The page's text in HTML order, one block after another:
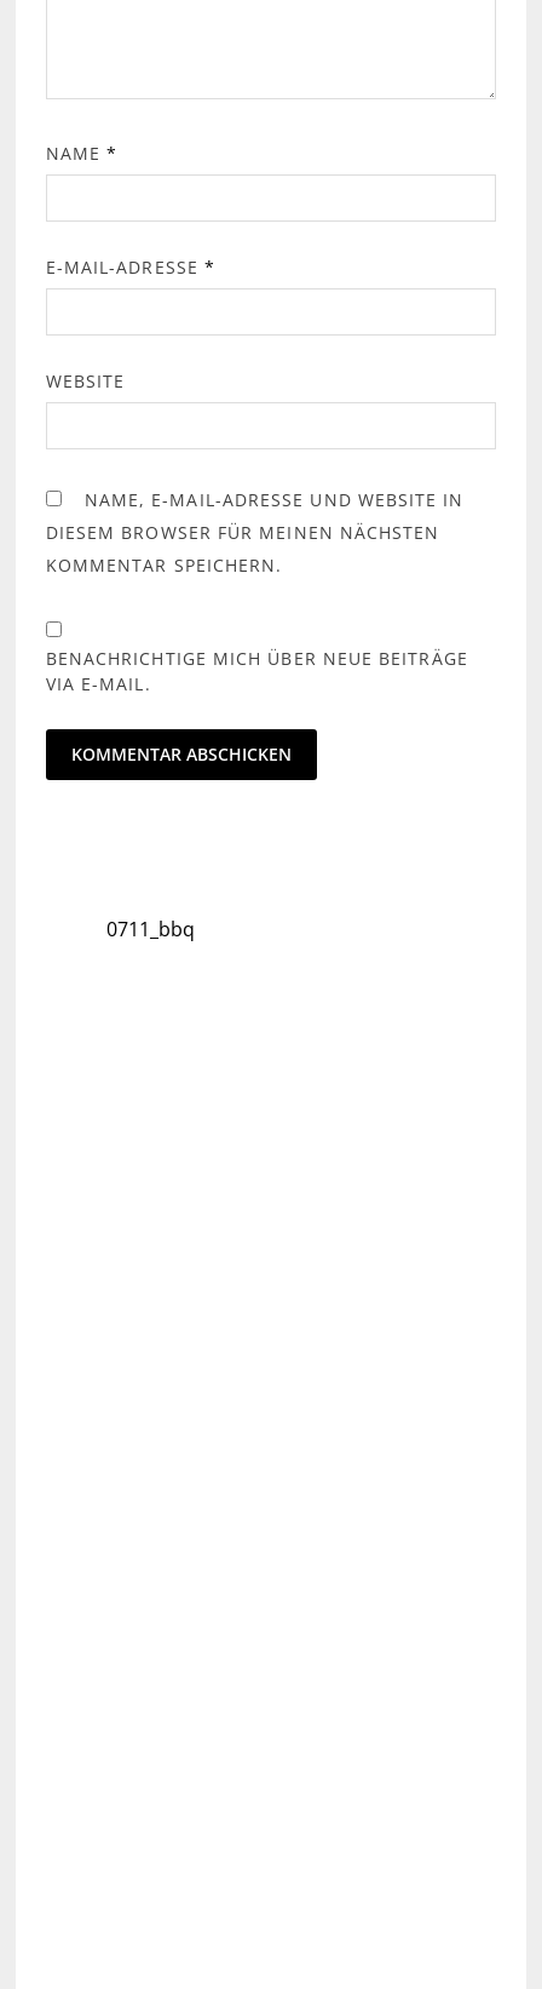
NAME*
E-MAIL-ADRESSE *
WEBSITE
NAME, E-MAIL-ADRESSE UND WEBSITE IN
DIESEM BROWSER FÜR MEINEN NÄCHSTEN
KOMMENTAR SPEICHERN.
BENACHRICHTIGE MICH ÜBER NEUE BEITRÄGE
VIA E-MAIL.
0711_bbq